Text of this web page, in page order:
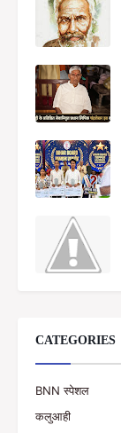
CATEGORIES
BNN स्पेशल
कलुआही